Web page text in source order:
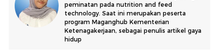
peminatan pada nutrition and feed
technology. Saat ini merupakan peserta
program Maganghub Kementerian
Ketenagakerjaan, sebagai penulis artikel gaya
hidup